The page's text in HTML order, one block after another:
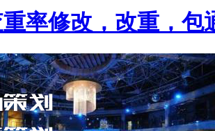
率修改，改重，包